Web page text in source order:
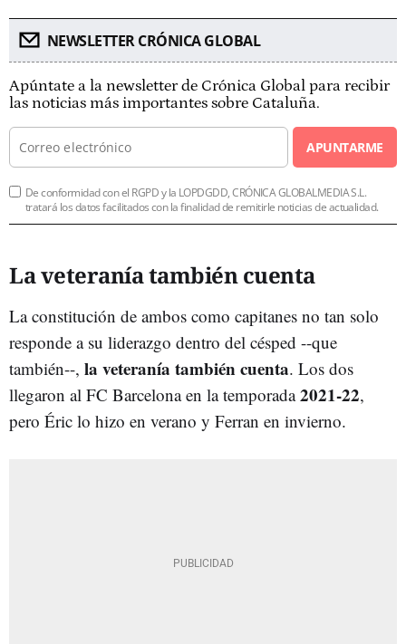
NEWSLETTER CRÓNICA GLOBAL
Apúntate a la newsletter de Crónica Global para recibir
las noticias más importantes sobre Cataluña.
APUNTARME
De conformidad con el RGPD y la LOPDGDD, CRÓNICA GLOBALMEDIA S.L.
tratará los datos facilitados con la finalidad de remitirle noticias de actualidad.
La veteranía también cuenta
La constitución de ambos como capitanes no tan solo
responde a su liderazgo dentro del césped --que
también--, la veteranía también cuenta. Los dos
llegaron al FC Barcelona en la temporada2021-22,
pero Éric lo hizo en verano y Ferran en invierno.